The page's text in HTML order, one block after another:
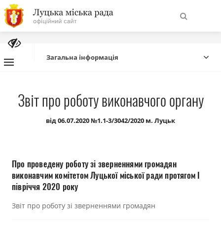
На
головну
сайту
Про місто
Міська влада
Бюджет
Публічна інформація
Загальна інформація
Звіт про роботу виконавчого органу
від 06.07.2020 №1.1-3/3042/2020 м. Луцьк
Про проведену роботу зі зверненнями громадян
виконавчим комітетом Луцької міської ради протягом І
півріччя 2020 року
Звіт про роботу зі зверненнями громадян